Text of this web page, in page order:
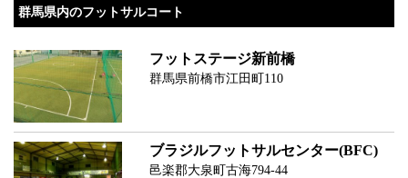
群馬県内のフットサルコート
フットステージ新前橋
群馬県前橋市江田町110
ブラジルフットサルセンター(BFC)
邑楽郡大泉町古海794-44